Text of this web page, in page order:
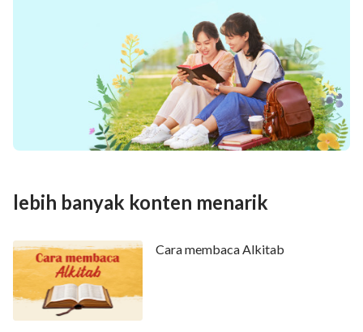
lebih banyak konten menarik
Cara membaca Alkitab